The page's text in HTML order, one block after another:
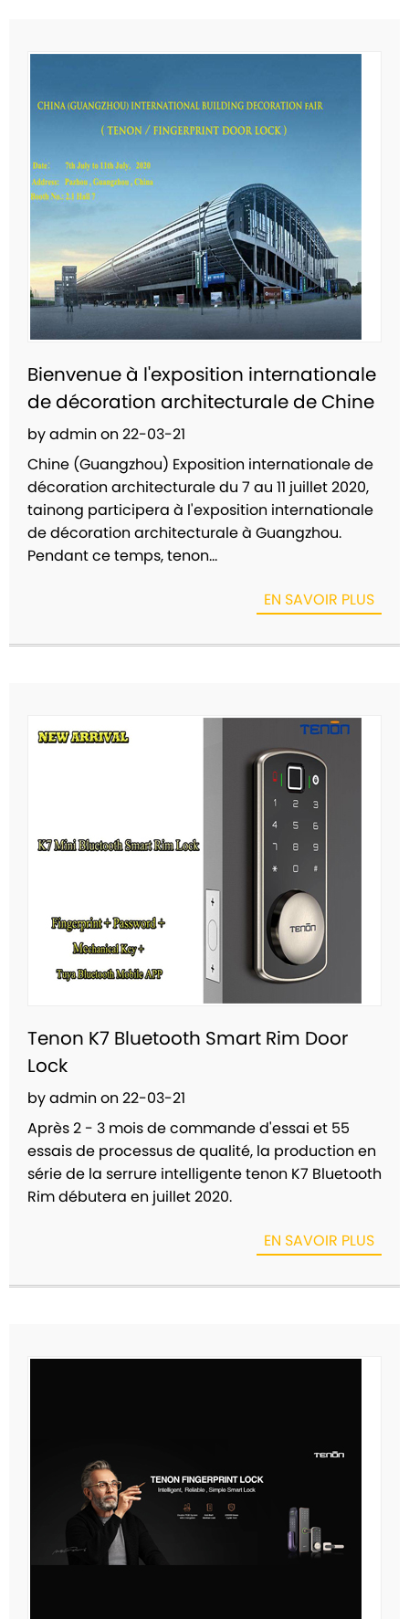
Bienvenue à l'exposition internationale
de décoration architecturale de Chine
by admin on 22-03-21
Chine (Guangzhou) Exposition internationale de
décoration architecturale du 7 au 11 juillet 2020,
tainong participera à l'exposition internationale
de décoration architecturale à Guangzhou.
Pendant ce temps, tenon...
EN SAVOIR PLUS
Tenon K7 Bluetooth Smart Rim Door
Lock
by admin on 22-03-21
Après 2 - 3 mois de commande d'essai et 55
essais de processus de qualité, la production en
série de la serrure intelligente tenon K7 Bluetooth
Rim débutera en juillet 2020.
EN SAVOIR PLUS